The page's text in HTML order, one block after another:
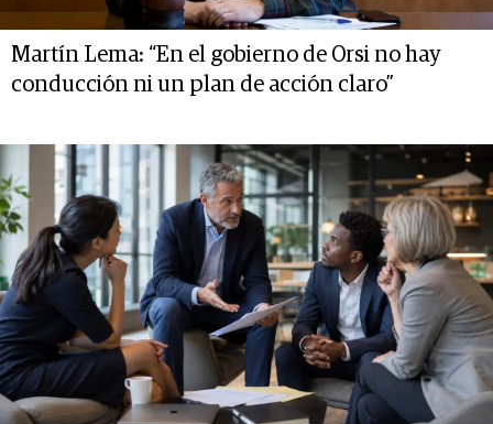
Martín Lema: “En el gobierno de Orsi no hay
conducción ni un plan de acción claro”